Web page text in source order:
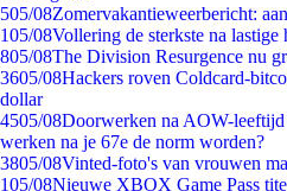
505/08Zomervakantieweerbericht:
105/08Vollering de sterkste na lastige
805/08The Division Resurgence nu
3605/08Hackers roven Coldcard-
dollar
4505/08Doorwerken na AOW-leeftijd
werken na je 67e de norm worden?
3805/08Vinted-foto's van vrouwen
105/08Nieuwe XBOX Game Pass